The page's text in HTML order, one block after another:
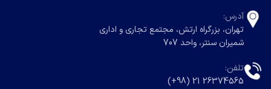
آدرس:
تهران، بزرگراه ارتش، مجتمع تجاری و اداری
شمیران سنتر، واحد 707
تلفن:
26374565 21 (98+)